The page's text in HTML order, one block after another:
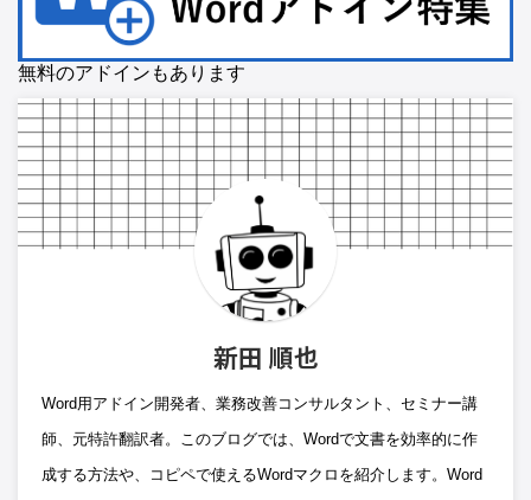
無料のアドインもあります
新田 順也
Word用アドイン開発者、業務改善コンサルタント、セミナー講
師、元特許翻訳者。このブログでは、Wordで文書を効率的に作
成する方法や、コピペで使えるWordマクロを紹介します。Word